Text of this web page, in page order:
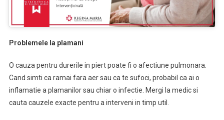
Problemele la plamani
O cauza pentru durerile in piert poate fi o afectiune pulmonara.
Cand simti ca ramai fara aer sau ca te sufoci, probabil ca ai o
inflamatie a plamanilor sau chiar o infectie. Mergi la medic si
cauta cauzele exacte pentru a interveni in timp util.